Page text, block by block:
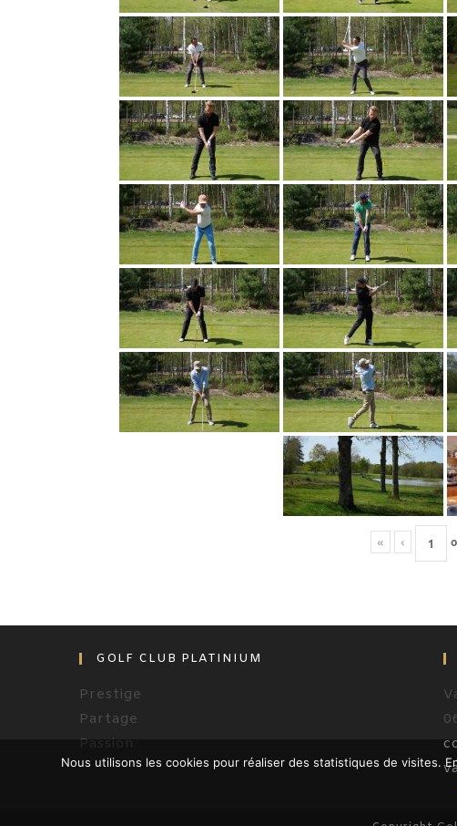
« ‹
GOLF CLUB PLATINIUM
Prestige
Partage
Passion
Nous utilisons les cookies pour réaliser des statistiques de visites.